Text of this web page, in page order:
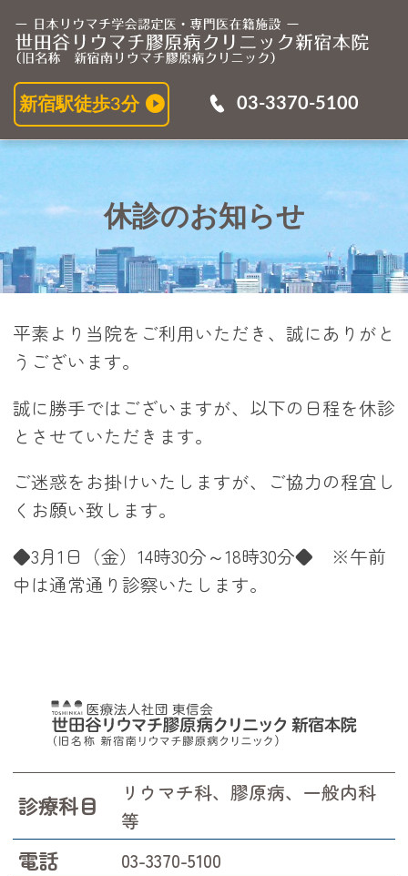
新宿駅徒歩3分 03-3370-5100
休診のお知らせ
平素より当院をご利用いただき、誠にありがと
うございます。
誠に勝手ではございますが、以下の日程を休診
とさせていただきます。
ご迷惑をお掛けいたしますが、ご協力の程宜し
くお願い致します。
◆3月1日（金）14時30分～18時30分◆ ※午前
中は通常通り診察いたします。
診療科目
リウマチ科、膠原病、一般内科
等
電話 03-3370-5100